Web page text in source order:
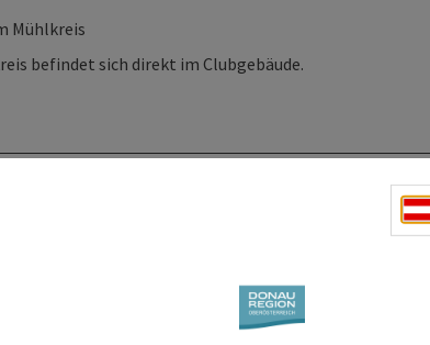
Mühlkreis
befindet sich direkt im Clubgebäude.